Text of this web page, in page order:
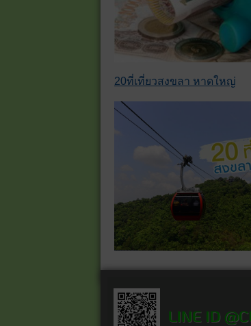
20ที่เที่ยวสงขลา หาดใหญ่